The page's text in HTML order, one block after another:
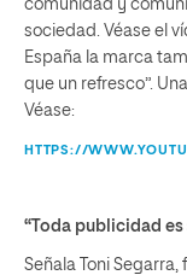
comunidad y
sociedad. Véase el
España la marca
que un refresco”.
Véase:
HTTPS://
“Toda publicidad es
Señala Toni